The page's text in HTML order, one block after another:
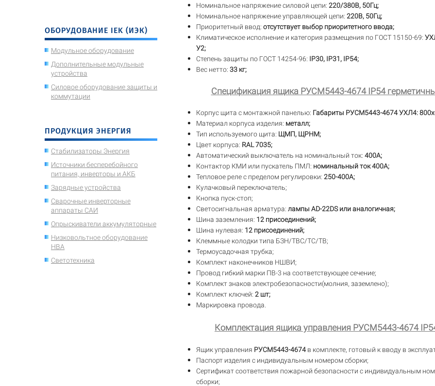
ОБОРУДОВАНИЕ IEK (ИЭК)
Модульное оборудование
Дополнительные модульные
устройства
Силовое оборудование защиты и
коммутации
ПРОДУКЦИЯ ЭНЕРГИЯ
Стабилизаторы Энергия
Источники бесперебойного
питания, инверторы и АКБ
Зарядные устройства
Сварочные инверторные
аппараты САИ
Опрыскиватели аккумуляторные
Низковольтное оборудование
НВА
Светотехника
Номинальное напряжение силовой цепи: 220/380В, 50Гц;
Номинальное напряжение управляющей цепи: 220В, 50Гц;
Приоритетный ввод: отсутствует выбор приоритетного ввода;
Климатическое исполнение и категория размещения по ГОСТ 15150-69:
У2;
Степень защиты по ГОСТ 14254-96: IP30, IP31, IP54;
Вес нетто: 33 кг;
Спецификация ящика РУСМ5443-4674 IP54
Корпус щита с монтажной панелью: Габариты РУСМ5443-4674 УХЛ4:
Материал корпуса изделия: металл;
Тип используемого щита: ЩМП, ЩРНМ;
Цвет корпуса: RAL 7035;
Автоматический выключатель на номинальный ток: 400А;
Контактор КМИ или пускатель ПМЛ: номинальный ток 400А;
Тепловое реле с пределом регулировки: 250-400А;
Кулачковый переключатель;
Кнопка пуск-стоп;
Светосигнальная арматура: лампы AD-22DS или аналогичная;
Шина заземления: 12 присоединений;
Шина нулевая: 12 присоединений;
Клеммные колодки типа БЗН/ТВС/TC/TB;
Термоусадочная трубка;
Комплект наконечников НШВИ;
Провод гибкий марки ПВ-3 на соответствующее сечение;
Комплект знаков электробезопасности(молния, заземлено);
Комплект ключей: 2 шт;
Маркировка провода.
Комплектация ящика управления РУСМ5443-4674
Ящик управления РУСМ5443-4674 в комплекте, готовый к вводу в
Паспорт изделия с индивидуальным номером сборки;
Сертификат соответствия пожарной безопасности с индивидуальным
сборки;